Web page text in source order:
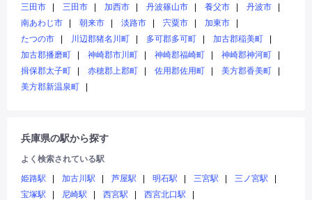
三田市
三田市 加西市 丹波篠山市 養父市
丹波市
南あわじ市
朝来市 淡路市 宍粟市
加東市
たつの市
川辺郡猪名川町 多可郡多可町
加古郡稲美町
加古郡播磨町
神崎郡市川町 神崎郡福崎町
神崎郡神河町
揖保郡太子町
赤穂郡上郡町 佐用郡佐用町
美方郡香美町
美方郡新温泉町
兵庫県の駅から探す
よく検索されている駅
姫路駅
加古川駅 芦屋駅 明石駅 三宮駅
三ノ宮駅
宝塚駅
尼崎駅 西宮駅 西宮北口駅